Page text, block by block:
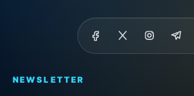
NEWSLETTER